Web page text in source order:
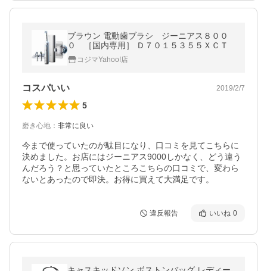
ブラウン 電動歯ブラシ ジーニアス８００
０ ［国内専用］ Ｄ７０１５３５５ＸＣＴ
コジマYahoo!店
コスパいい 2019/2/7
5
磨き心地 ： 非常に良い
今まで使っていたのが駄目になり、口コミを見てこちらに
決めました。お店にはジーニアス9000しかなく、どう違う
んだろう？と思っていたところこちらの口コミで、変わら
ないとあったので即決。お得に買えて大満足です。
違反報告 いいね 0